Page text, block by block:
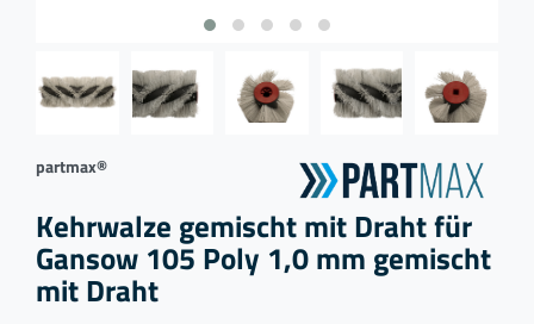
partmax®
Kehrwalze gemischt mit Draht für
Gansow 105 Poly 1,0 mm gemischt
mit Draht